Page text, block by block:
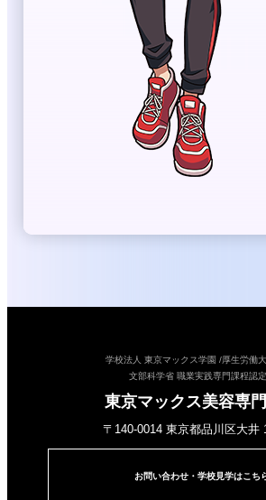
学校法人 東京マックス学園 /厚生労働
文部科学省 職業実践専門課程認
東京マックス美容専
〒140-0014 東京都品川区大井
お問い合わせ・学校見学はこち